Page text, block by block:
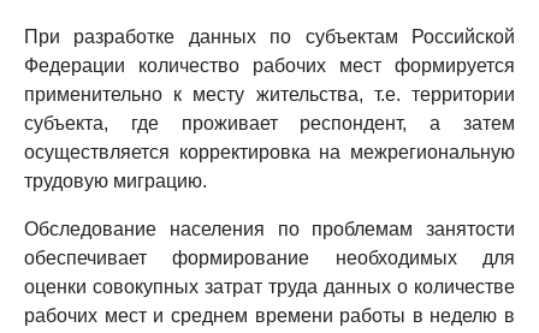
При разработке данных по субъектам Российской
Федерации количество рабочих мест формируется
применительно к месту жительства, т.е. территории
субъекта, где проживает респондент, а затем
осуществляется корректировка на межрегиональную
трудовую миграцию.
Обследование населения по проблемам занятости
обеспечивает формирование необходимых для
оценки совокупных затрат труда данных о количестве
рабочих мест и среднем времени работы в неделю в